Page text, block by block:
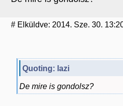
# Elküldve: 2014. Sze. 30.
Quoting: lazi
De mire is gondolsz?